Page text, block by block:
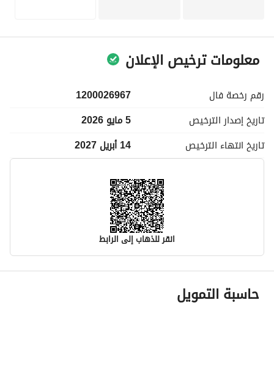
معلومات ترخيص الإعلان
رقم رخصة فال
1200026967
تاريخ إصدار الترخيص
5 مايو 2026
تاريخ انتهاء الترخيص 14 أبريل 2027
انقر للذهاب إلى الرابط
معلومات مسؤول الإعلان
اسم المسؤول
حاسبة التمويل